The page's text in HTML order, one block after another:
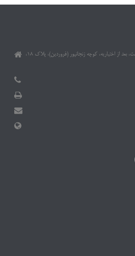
تهران، خیابان پاسداران، خیابان دولت، بعد از اختیاریه، کوچه زنجانپور (فروردین)، پلاک ۱۸،